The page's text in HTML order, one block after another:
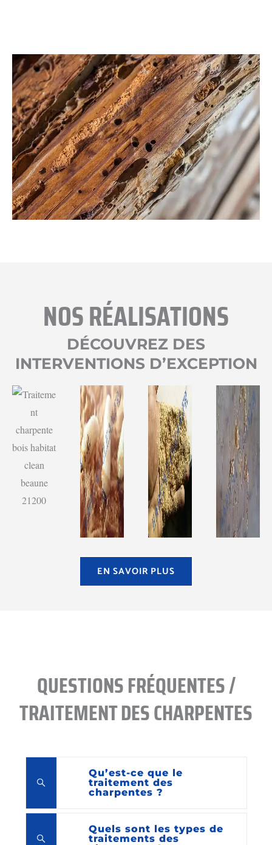
NOS RÉALISATIONS
DÉCOUVREZ DES
INTERVENTIONS D’EXCEPTION
EN SAVOIR PLUS
QUESTIONS FRÉQUENTES /
TRAITEMENT DES CHARPENTES
Qu’est-ce que le
traitement des
charpentes ?
Quels sont les types de
traitements des